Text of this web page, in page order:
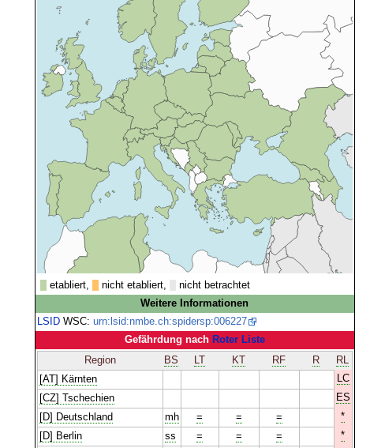
etabliert, nicht etabliert,
nicht betrachtet
Weitere Informationen
LSIDWSC: urn:lsid:nmbe.ch:spidersp:006227
Gefährdung nach Roter Liste
Region
BS LT KT RF R
RL
[AT] Kärnten
LC
[CZ] Tschechien
ES
[D] Deutschland
mh = = =
*
[D] Berlin
ss = = =
*